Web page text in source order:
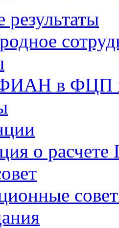
ФИАН в ФЦП
о